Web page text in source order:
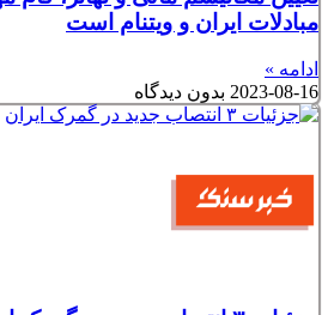
مبادلات ایران و ویتنام است
ادامه »
2023-08-16 بدون دیدگاه